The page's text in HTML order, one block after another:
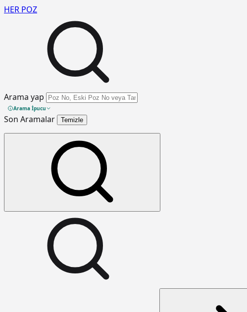
HER POZ
Arama yap
Arama İpucu
Son Aramalar Temizle